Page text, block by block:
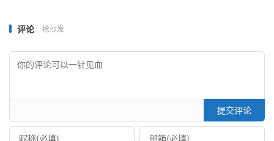
评论 抢沙发
提交评论